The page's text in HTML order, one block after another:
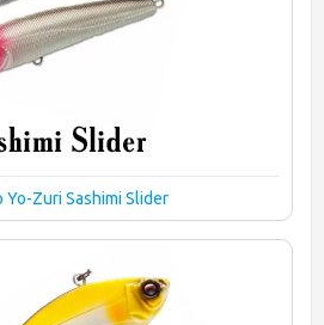
Zuri Sashimi Slider